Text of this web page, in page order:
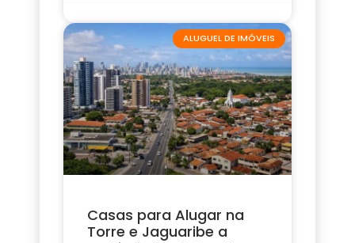
ALUGUEL DE IMÓVEIS
Casas para Alugar na
Torre e Jaguaribe a